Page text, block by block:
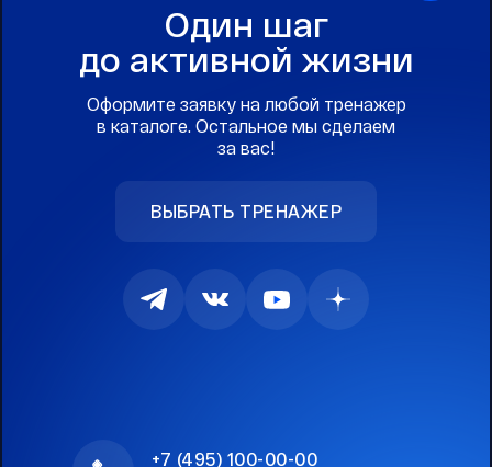
Один шаг
до активной жизни
Оформите заявку на любой тренажер
в каталоге. Остальное мы сделаем
за вас!
ВЫБРАТЬ ТРЕНАЖЕР
+7 (495) 100-00-00